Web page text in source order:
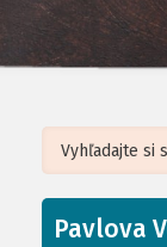
+
Leaflet| ©
Pavlova